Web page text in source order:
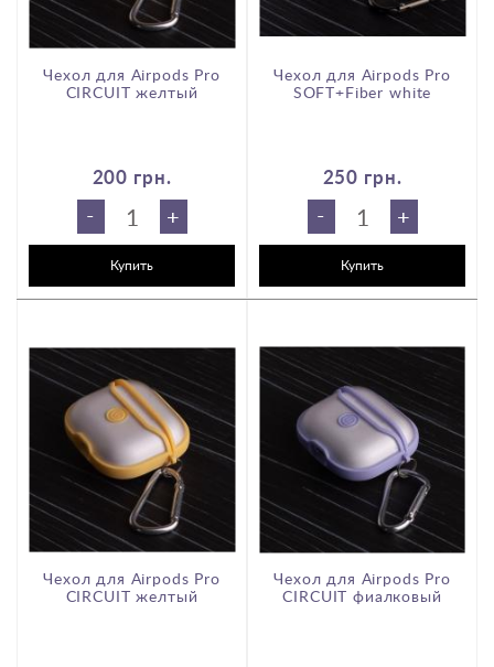
Чехол для Airpods Pro
CIRCUIT желтый
200 грн.
- +
Купить
Чехол для Airpods Pro
SOFT+Fiber white
250 грн.
- +
Купить
Чехол для Airpods Pro
CIRCUIT желтый
Чехол для Airpods Pro
CIRCUIT фиалковый